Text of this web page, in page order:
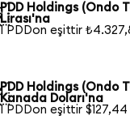
PDD Holdings (Ondo
Lirası'na
1 PDDon eşittir
PDD Holdings (Ondo
Kanada Doları'na
1 PDDon eşittir $127,44